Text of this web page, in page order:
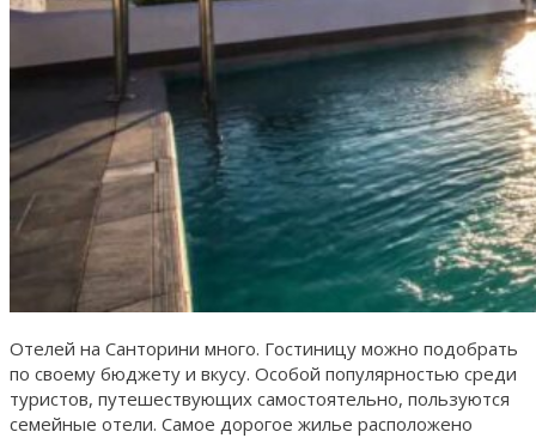
Отелей на Санторини много. Гостиницу можно подобрать
по своему бюджету и вкусу. Особой популярностью среди
туристов, путешествующих самостоятельно, пользуются
семейные отели. Самое дорогое жилье расположено